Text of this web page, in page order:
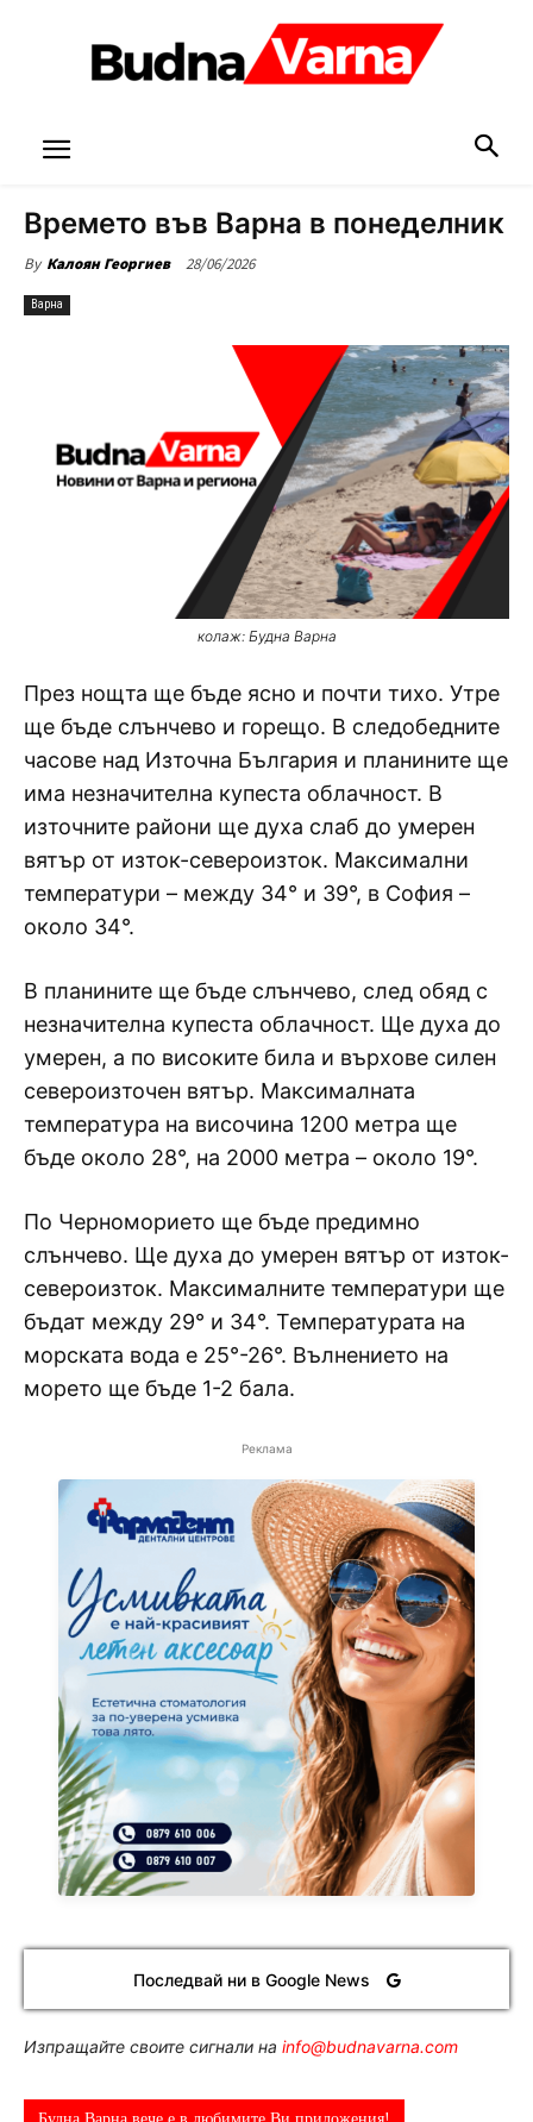
Времето във Варна в понеделник
By Калоян Георгиев 28/06/2026
Варна
колаж: Будна Варна
През нощта ще бъде ясно и почти тихо. Утре
ще бъде слънчево и горещо. В следобедните
часове над Източна България и планините ще
има незначителна купеста облачност. В
източните райони ще духа слаб до умерен
вятър от изток-североизток. Максимални
температури – между 34° и 39°, в София –
около 34°.
В планините ще бъде слънчево, след обяд с
незначителна купеста облачност. Ще духа до
умерен, а по високите била и върхове силен
североизточен вятър. Максималната
температура на височина 1200 метра ще
бъде около 28°, на 2000 метра – около 19°.
По Черноморието ще бъде предимно
слънчево. Ще духа до умерен вятър от изток-
североизток. Максималните температури ще
бъдат между 29° и 34°. Температурата на
морската вода е 25°-26°. Вълнението на
морето ще бъде 1-2 бала.
Реклама
Последвай ни в Google News
Изпращайте своите сигнали на info@budnavarna.com